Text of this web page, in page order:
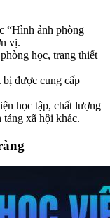
“Hình ảnh phòng
vị.
học, trang thiết
bị được cung cấp
học tập, chất lượng
tảng xã hội khác.